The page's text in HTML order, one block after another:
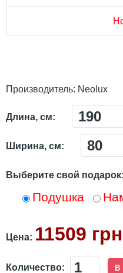
Производитель: Neolux
Длина, см:
Ширина, см:
Выберите свой подарок:
Подушка
Цена: 11509 грн
Количество: